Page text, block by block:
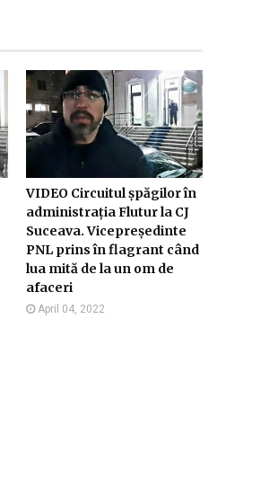
VIDEO Circuitul șpăgilor în
administrația Flutur la CJ
Suceava. Vicepreședinte
PNL prins în flagrant când
lua mită de la un om de
afaceri
April 04, 2022